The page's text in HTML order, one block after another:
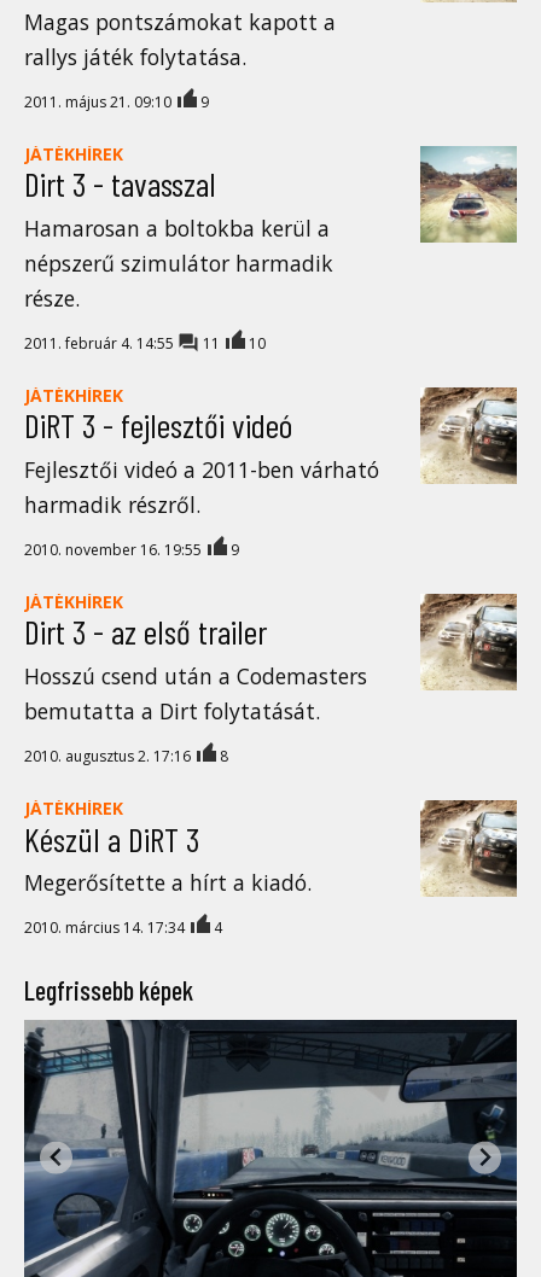
Magas pontszámokat kapott a
rallys játék folytatása.
2011. május 21. 09:10 9
JÁTÉKHÍREK
Dirt 3 - tavasszal
Hamarosan a boltokba kerül a
népszerű szimulátor harmadik
része.
2011. február 4. 14:55 11 10
JÁTÉKHÍREK
DiRT 3 - fejlesztői videó
Fejlesztői videó a 2011-ben várható
harmadik részről.
2010. november 16. 19:55 9
JÁTÉKHÍREK
Dirt 3 - az első trailer
Hosszú csend után a Codemasters
bemutatta a Dirt folytatását.
2010. augusztus 2. 17:16 8
JÁTÉKHÍREK
Készül a DiRT 3
Megerősítette a hírt a kiadó.
2010. március 14. 17:34 4
Legfrissebb képek